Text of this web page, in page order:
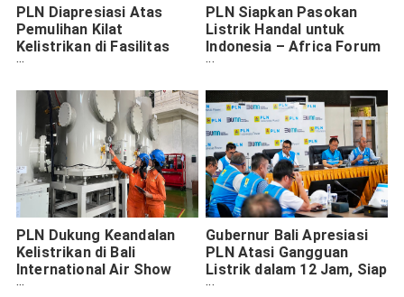
PLN Diapresiasi Atas
Pemulihan Kilat
Kelistrikan di Fasilitas
Vital Bali
PLN Siapkan Pasokan
Listrik Handal untuk
Indonesia – Africa Forum
ke-2 di Bali
PLN Dukung Keandalan
Kelistrikan di Bali
International Air Show
2024
Gubernur Bali Apresiasi
PLN Atasi Gangguan
Listrik dalam 12 Jam, Siap
Dukung Event